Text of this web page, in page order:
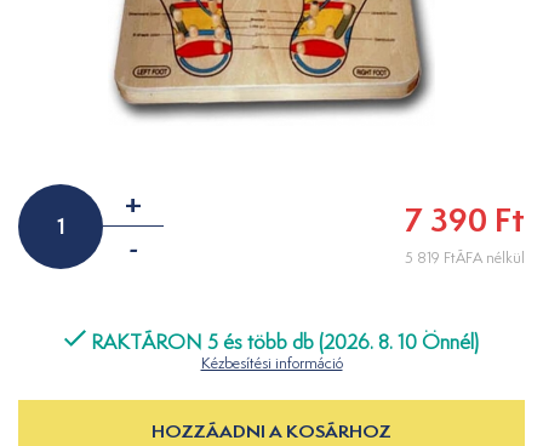
+
-
7 390 Ft
5 819 FtÁFA nélkül
RAKTÁRON 5 és több db (2026. 8. 10 Önnél)
Kézbesítési információ
HOZZÁADNI A KOSÁRHOZ